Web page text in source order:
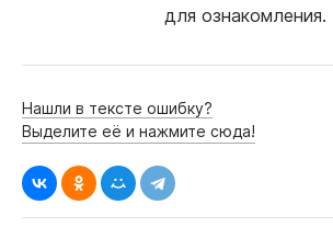
для ознакомления.
Нашли в тексте ошибку?
Выделите её и нажмите сюда!